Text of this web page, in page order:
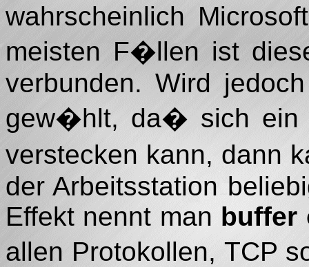
wahrscheinlich
meisten F�llen ist
verbunden. Wird
gew�hlt, da� sich ein
verstecken kann, dann
der Arbeitsstation
Effekt nennt man buffer
allen Protokollen, TCP